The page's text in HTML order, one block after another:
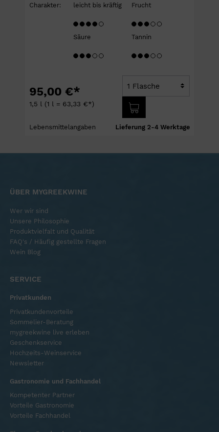
Charakter:
leicht bis kräftig Frucht
Säure Tannin
95,00 €*
1,5 l (1 l = 63,33 €*)
Lebensmittelangaben Lieferung 2-4 Werktage
ÜBER MYGREEKWINE
Wer wir sind
Unsere Philosophie
Produktvielfalt und Qualität
FAQ's / Häufig gestellte Fragen
Wein Blog
SERVICE
Privatkunden
Privatkundenvorteile
Sommelier-Beratung
mygreekwine live erleben
Geschenkservice
Hochzeits-Weinservice
Newsletter
Gastronomie und Fachhandel
Kompetenter Partner
Vorteile Gastronomie
Vorteile Fachhandel